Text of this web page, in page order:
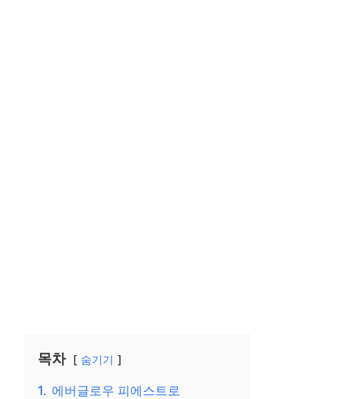
목차 숨기기
1. 에버글로우 피에스트로